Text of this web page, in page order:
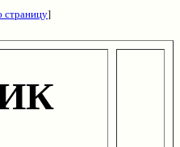
страницу]